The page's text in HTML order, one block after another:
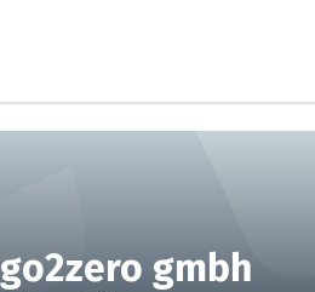
go2zero gmbh